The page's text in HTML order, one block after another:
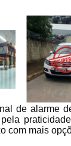
de alarme
com mais